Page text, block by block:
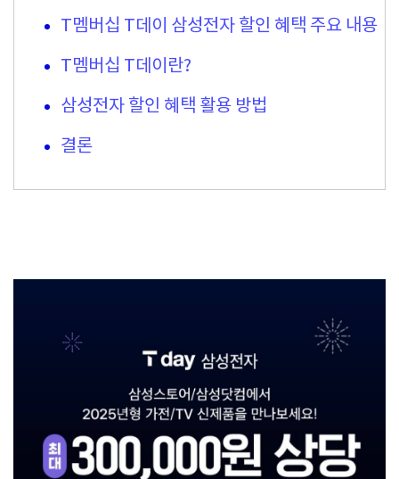
T멤버십 T데이 삼성전자 할인 혜택 주요 내용
T멤버십 T데이란?
삼성전자 할인 혜택 활용 방법
결론